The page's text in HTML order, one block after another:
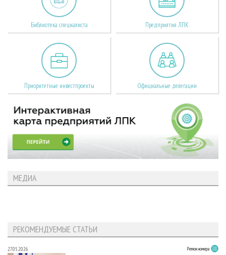
Библиотека специалиста Предприятия ЛПК
Приоритетные инвестпроекты Официальные делегации
МЕДИА
РЕКОМЕНДУЕМЫЕ СТАТЬИ
27.05.2026 Регион номера